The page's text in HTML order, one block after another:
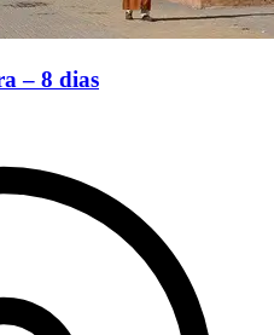
– 8 dias